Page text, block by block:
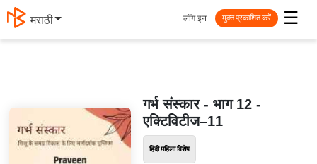
मराठी ☰
लॉग इन मुक्त प्रकाशित करें
गर्भ संस्कार - भाग 12 -
एक्टिविटीज–11
हिंदी महिला विशेष